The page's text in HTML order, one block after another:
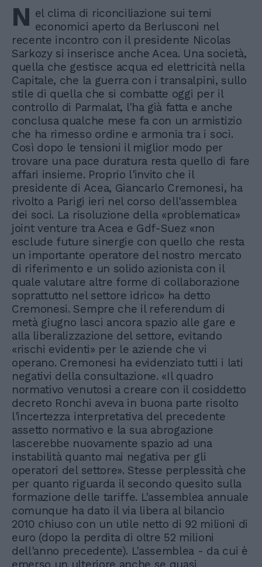
N el clima di riconciliazione sui temi
economici aperto da Berlusconi nel
recente incontro con il presidente Nicolas
Sarkozy si inserisce anche Acea. Una società,
quella che gestisce acqua ed elettricità nella
Capitale, che la guerra con i transalpini, sullo
stile di quella che si combatte oggi per il
controllo di Parmalat, l'ha già fatta e anche
conclusa qualche mese fa con un armistizio
che ha rimesso ordine e armonia tra i soci.
Così dopo le tensioni il miglior modo per
trovare una pace duratura resta quello di fare
affari insieme. Proprio l'invito che il
presidente di Acea, Giancarlo Cremonesi, ha
rivolto a Parigi ieri nel corso dell'assemblea
dei soci. La risoluzione della «problematica»
joint venture tra Acea e Gdf-Suez «non
esclude future sinergie con quello che resta
un importante operatore del nostro mercato
di riferimento e un solido azionista con il
quale valutare altre forme di collaborazione
soprattutto nel settore idrico» ha detto
Cremonesi. Sempre che il referendum di
metà giugno lasci ancora spazio alle gare e
alla liberalizzazione del settore, evitando
«rischi evidenti» per le aziende che vi
operano. Cremonesi ha evidenziato tutti i lati
negativi della consultazione. «Il quadro
normativo venutosi a creare con il cosiddetto
decreto Ronchi aveva in buona parte risolto
l'incertezza interpretativa del precedente
assetto normativo e la sua abrogazione
lascerebbe nuovamente spazio ad una
instabilità quanto mai negativa per gli
operatori del settore». Stesse perplessità che
per quanto riguarda il secondo quesito sulla
formazione delle tariffe. L'assemblea annuale
comunque ha dato il via libera al bilancio
2010 chiuso con un utile netto di 92 milioni di
euro (dopo la perdita di oltre 52 milioni
dell'anno precedente). L'assemblea - da cui è
emerso un ulteriore anche se quasi